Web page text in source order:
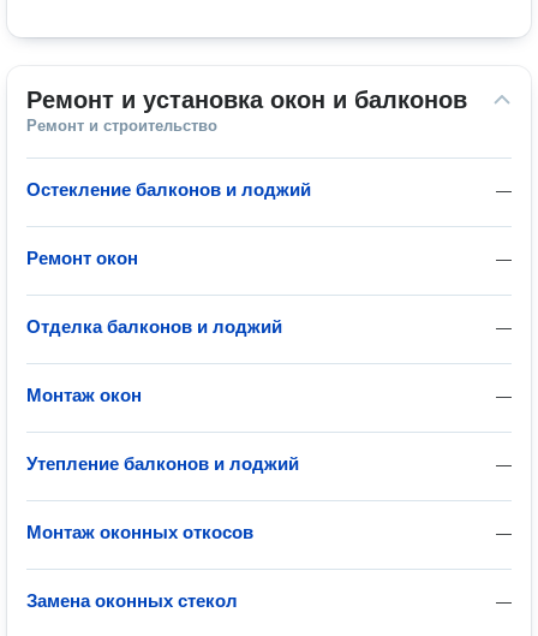
Ремонт и установка окон и балконов
Ремонт и строительство
—
Остекление балконов и лоджий
—
Ремонт окон
—
Отделка балконов и лоджий
—
Монтаж окон
—
Утепление балконов и лоджий
—
Монтаж оконных откосов
—
Замена оконных стекол